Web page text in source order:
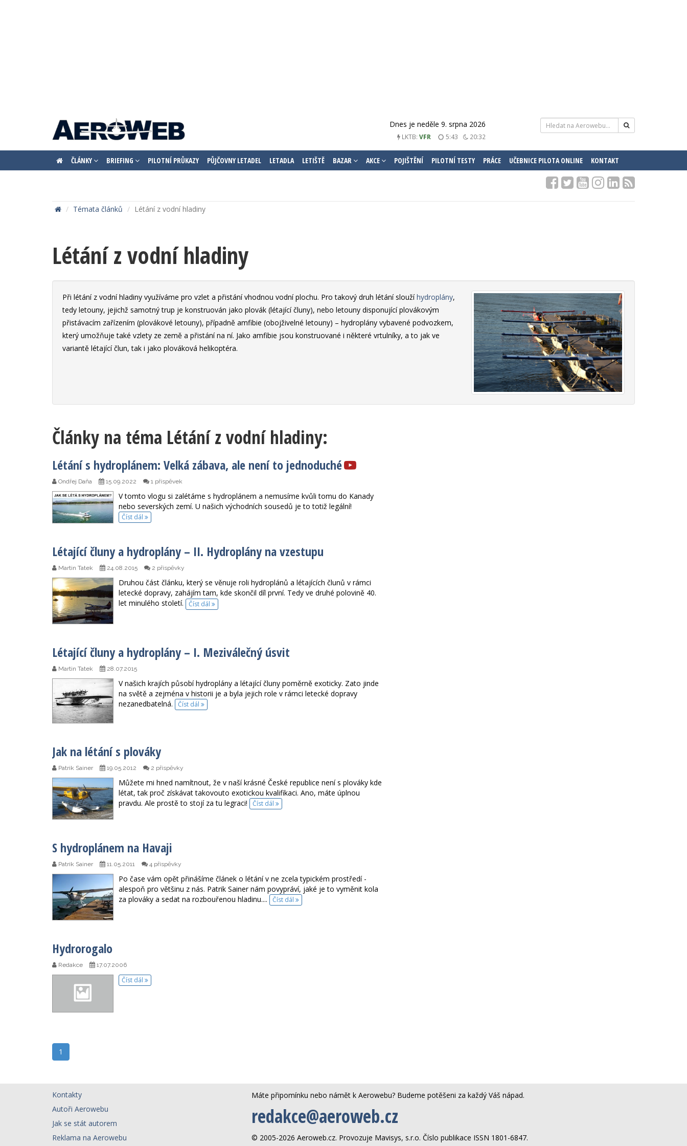
Dnes je neděle 9. srpna 2026
LKTB: VFR 5:43 20:32
ČLÁNKY BRIEFING PILOTNÍ PRŮKAZY PŮJČOVNY LETADEL LETADLA LETIŠTĚ BAZAR AKCE POJIŠTĚNÍ PILOTNÍ TESTY PRÁCE UČEBNICE PILOTA ONLINE KONTAKT
Témata článků Létání z vodní hladiny
Létání z vodní hladiny
Při létání z vodní hladiny využíváme pro vzlet a přistání vhodnou vodní plochu. Pro takový druh létání sloužíhydroplány,
tedy letouny, jejichž samotný trup je konstruován jako plovák (létající čluny), nebo letouny disponující plovákovým
přistávacím zařízením (plovákové letouny), případně amfibie (obojživelné letouny) – hydroplány vybavené podvozkem,
který umožňuje také vzlety ze země a přistání na ní. Jako amfibie jsou konstruované i některé vrtulníky, a to jak ve
variantě létající člun, tak i jako plováková helikoptéra.
Články na téma Létání z vodní hladiny:
Létání s hydroplánem: Velká zábava, ale není to jednoduché
Ondřej Daňa 15.09.2022 1 příspěvek
V tomto vlogu si zalétáme s hydroplánem a nemusíme kvůli tomu do Kanady
nebo severských zemí. U našich východních sousedů je to totiž legální!
Číst dál
Létající čluny a hydroplány – II. Hydroplány na vzestupu
Martin Tatek 24.08.2015 2 příspěvky
Druhou část článku, který se věnuje roli hydroplánů a létajících člunů v rámci
letecké dopravy, zahájím tam, kde skončil díl první. Tedy ve druhé polovině 40.
let minulého století.
Číst dál
Létající čluny a hydroplány – I. Meziválečný úsvit
Martin Tatek 28.07.2015
V našich krajích působí hydroplány a létající čluny poměrně exoticky. Zato jinde
na světě a zejména v historii je a byla jejich role v rámci letecké dopravy
nezanedbatelná.
Číst dál
Jak na létání s plováky
Patrik Sainer 19.05.2012 2 příspěvky
Můžete mi hned namítnout, že v naší krásné České republice není s plováky kde
létat, tak proč získávat takovouto exotickou kvalifikaci. Ano, máte úplnou
pravdu. Ale prostě to stojí za tu legraci!
Číst dál
S hydroplánem na Havaji
Patrik Sainer 11.05.2011 4 příspěvky
Po čase vám opět přinášíme článek o létání v ne zcela typickém prostředí -
alespoň pro většinu z nás. Patrik Sainer nám povypráví, jaké je to vyměnit kola
za plováky a sedat na rozbouřenou hladinu....
Číst dál
Hydrorogalo
Redakce 17.07.2006
Číst dál
1
Kontakty
Autoři Aerowebu
Jak se stát autorem
Reklama na Aerowebu
Máte připomínku nebo námět k Aerowebu? Budeme potěšeni za každý Váš nápad.
redakce@aeroweb.cz
© 2005-2026 Aeroweb.cz. Provozuje Mavisys, s.r.o. Číslo publikace ISSN 1801-6847.